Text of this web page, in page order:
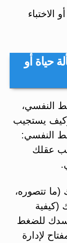
الاختباء
حياة أو
النفسي،
يستجيب
النفسي:
عقلك
(ما تتصوره،
(كيفية
للضغط
لإدارة